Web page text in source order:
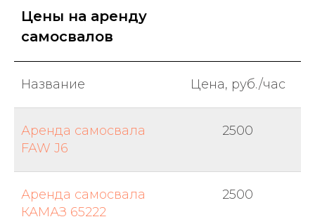
Цены на аренду
самосвалов
Название Цена, руб./час
Аренда самосвала
FAW J6
2500
Аренда самосвала
КАМАЗ 65222
2500